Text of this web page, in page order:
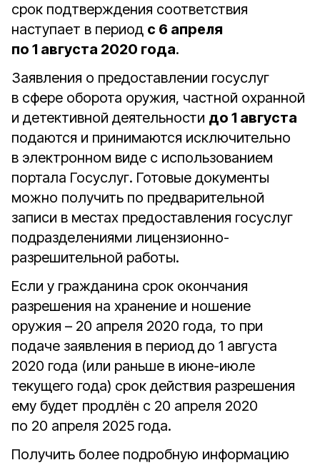
срок подтверждения соответствия
наступает в период с 6 апреля
по 1 августа 2020 года.
Заявления о предоставлении госуслуг
в сфере оборота оружия, частной охранной
и детективной деятельности до 1 августа
подаются и принимаются исключительно
в электронном виде с использованием
портала Госуслуг. Готовые документы
можно получить по предварительной
записи в местах предоставления госуслуг
подразделениями лицензионно-
разрешительной работы.
Если у гражданина срок окончания
разрешения на хранение и ношение
оружия – 20 апреля 2020 года, то при
подаче заявления в период до 1 августа
2020 года (или раньше в июне-июле
текущего года) срок действия разрешения
ему будет продлён с 20 апреля 2020
по 20 апреля 2025 года.
Получить более подробную информацию